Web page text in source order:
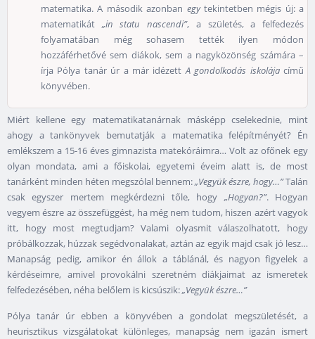
matematika. A második azonban egytekintetben mégis új: a
matematikát „in statu nascendi”, a születés, a felfedezés
folyamatában még sohasem tették ilyen módon
hozzáférhetővé sem diákok, sem a nagyközönség számára –
írja Pólya tanár úr a már idézettA gondolkodás iskolájacímű
könyvében.
Miért kellene egy matematikatanárnak másképp cselekednie, mint
ahogy a tankönyvek bemutatják a matematika felépítményét? Én
emlékszem a 15-16 éves gimnazista matekóráimra… Volt az ofőnek egy
olyan mondata, ami a főiskolai, egyetemi éveim alatt is, de most
tanárként minden héten megszólal bennem:„Vegyük észre, hogy…”Talán
csak egyszer mertem megkérdezni tőle, hogy „Hogyan?”. Hogyan
vegyem észre az összefüggést, ha még nem tudom, hiszen azért vagyok
itt, hogy most megtudjam? Valami olyasmit válaszolhatott, hogy
próbálkozzak, húzzak segédvonalakat, aztán az egyik majd csak jó lesz…
Manapság pedig, amikor én állok a táblánál, és nagyon figyelek a
kérdéseimre, amivel provokálni szeretném diákjaimat az ismeretek
felfedezésében, néha belőlem is kicsúszik:„Vegyük észre…”
Pólya tanár úr ebben a könyvében a gondolat megszületését, a
heurisztikus vizsgálatokat különleges, manapság nem igazán ismert